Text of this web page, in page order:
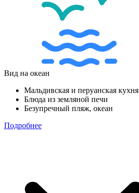
Вид на океан
Мальдивская и перуанская кухня
Блюда из земляной печи
Безупречный пляж, океан
Подробнее